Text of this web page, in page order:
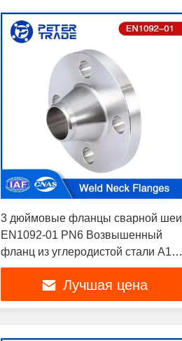
3 дюймовые фланцы сварной шеи
EN1092-01 PN6 Возвышенный
фланц из углеродистой стали A105
для очистки воды
Лучшая цена